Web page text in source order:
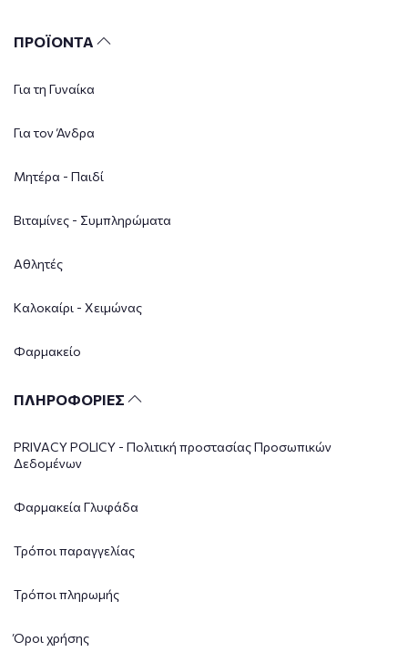
ΠΡΟΪΟΝΤΑ
Για τη Γυναίκα
Για τον Άνδρα
Μητέρα - Παιδί
Βιταμίνες - Συμπληρώματα
Αθλητές
Καλοκαίρι - Χειμώνας
Φαρμακείο
ΠΛΗΡΟΦΟΡΙΕΣ
PRIVACY POLICY - Πολιτική προστασίας Προσωπικών
Δεδομένων
Φαρμακεία Γλυφάδα
Τρόποι παραγγελίας
Τρόποι πληρωμής
Όροι χρήσης